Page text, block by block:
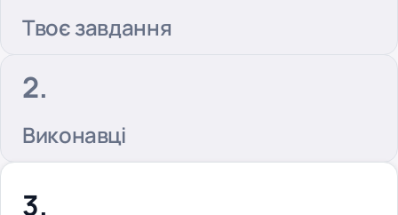
Твоє завдання
Виконавці